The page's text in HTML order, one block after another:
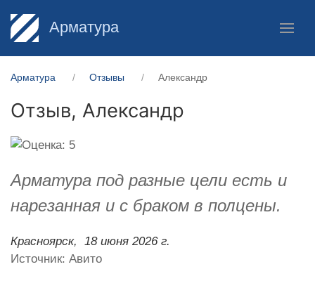
Арматура
Арматура Отзывы Александр
Отзыв, Александр
Арматура под разные цели есть и
нарезанная и с браком в полцены.
Красноярск,
18 июня 2026 г.
Источник: Авито